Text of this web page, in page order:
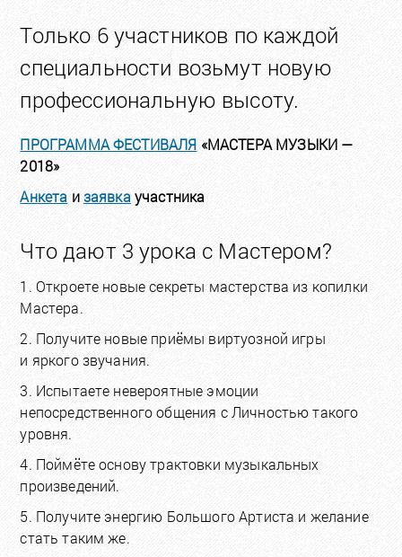
Только 6 участников по каждой
специальности возьмут новую
профессиональную высоту.
ПРОГРАММА ФЕСТИВАЛЯ «МАСТЕРА МУЗЫКИ —
2018»
Анкета изаявка участника
Что дают 3 урока с Мастером?
1. Откроете новые секреты мастерства из копилки
Мастера.
2. Получите новые приёмы виртуозной игры
и яркого звучания.
3. Испытаете невероятные эмоции
непосредственного общения с Личностью такого
уровня.
4. Поймёте основу трактовки музыкальных
произведений.
5. Получите энергию Большого Артиста и желание
стать таким же.